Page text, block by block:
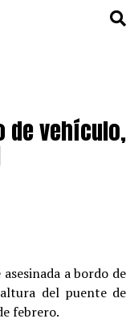
de vehículo,
a bordo de
del puente de
febrero.